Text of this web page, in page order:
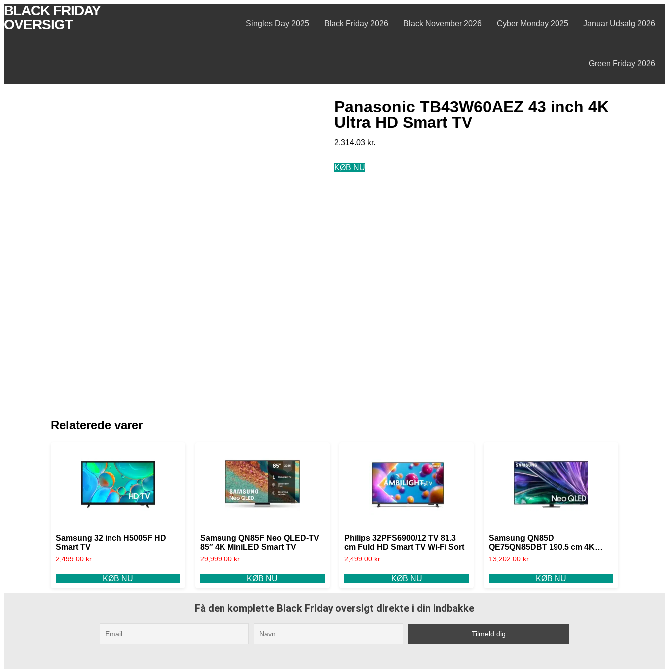
BLACK FRIDAY
OVERSIGT
Singles Day 2025 Black Friday 2026 Black November 2026 Cyber Monday 2025 Januar Udsalg 2026
Green Friday 2026
Panasonic TB43W60AEZ 43 inch 4K
Ultra HD Smart TV
2,314.03 kr.
KØB NU
Relaterede varer
Samsung 32 inch H5005F HD
Smart TV
2,499.00 kr.
KØB NU
Samsung QN85F Neo QLED-TV
85″ 4K MiniLED Smart TV
29,999.00 kr.
KØB NU
Philips 32PFS6900/12 TV 81.3
cm Fuld HD Smart TV Wi-Fi Sort
2,499.00 kr.
KØB NU
Samsung QN85D
QE75QN85DBT 190.5 cm 4K
Ultra HD Smart TV
13,202.00 kr.
KØB NU
Få den komplette Black Friday oversigt direkte i din indbakke